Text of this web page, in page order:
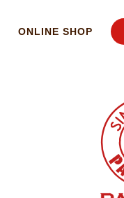
ONLINE SHOP